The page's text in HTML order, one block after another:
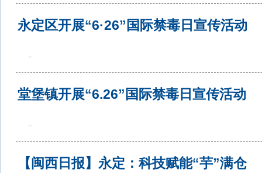
永定区开展“6·26”国际禁毒日宣传活动
..
堂堡镇开展“6.26”国际禁毒日宣传活动
..
【闽西日报】永定：科技赋能“芋”满仓